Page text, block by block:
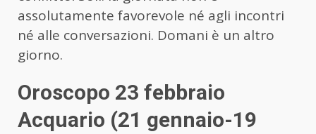
assolutamente favorevole né agli incontri
né alle conversazioni. Domani è un altro
giorno.
Oroscopo 23 febbraio
Acquario (21 gennaio-19